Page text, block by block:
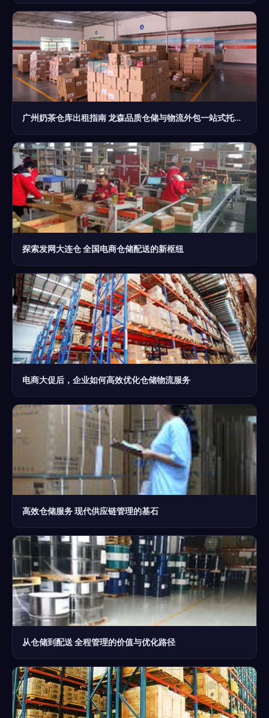
广州奶茶仓库出租指南 龙森品质仓储与物流外包一站式托管方案
探索发网大连仓 全国电商仓储配送的新枢纽
电商大促后，企业如何高效优化仓储物流服务
高效仓储服务 现代供应链管理的基石
从仓储到配送 全程管理的价值与优化路径